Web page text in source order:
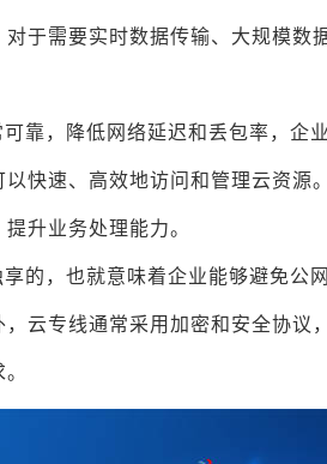
于需要实时数据传输、大规模数
靠，降低网络延迟和丢包率，企
快速、高效地访问和管理云资源
升业务处理能力。
的，也就意味着企业能够避免公
云专线通常采用加密和安全协议